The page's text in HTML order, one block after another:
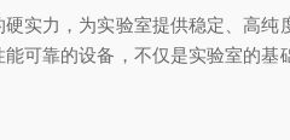
力，为实验室提供稳定、高纯
可靠的设备，不仅是实验室的基